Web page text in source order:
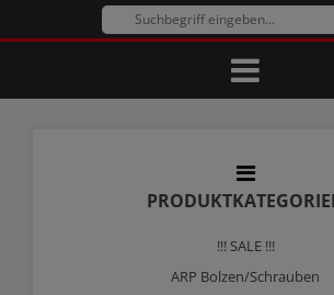
!!! SALE !!!
ARP Bolzen/Schrauben